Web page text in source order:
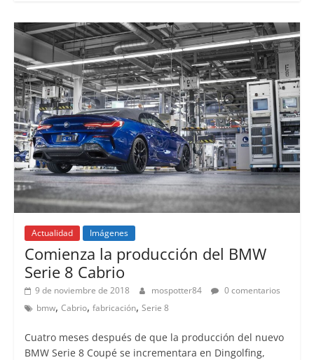
Actualidad Imágenes
Comienza la producción del BMW
Serie 8 Cabrio
9 de noviembre de 2018 mospotter84
0 comentarios
bmw, Cabrio, fabricación, Serie 8
Cuatro meses después de que la producción del nuevo
BMW Serie 8 Coupé se incrementara en Dingolfing,